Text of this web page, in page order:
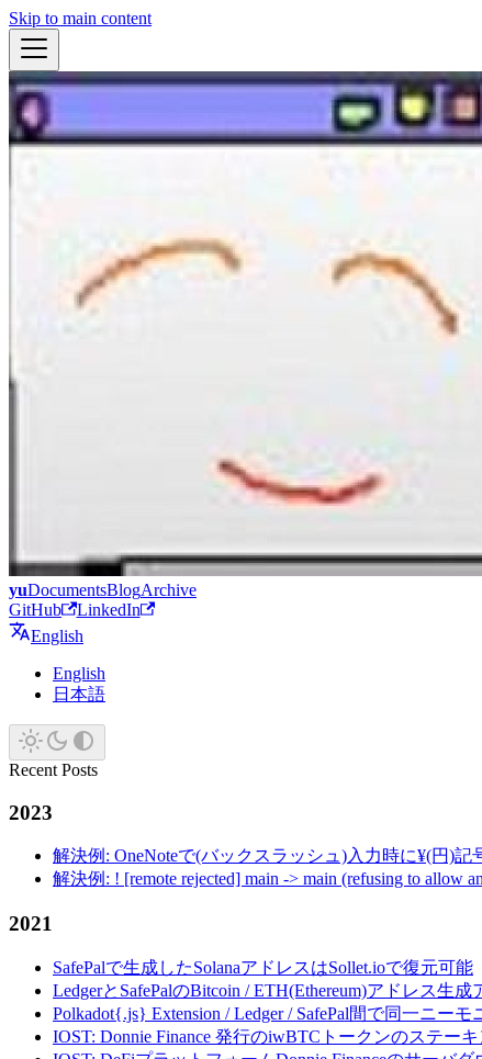
Skip to main content
yuDocumentsBlogArchive
GitHub
LinkedIn
English
English
日本語
Recent Posts
2023
解決例: OneNoteで(バックスラッシュ)入力時に¥(円)記
解決例: ! [remote rejected] main -> main (refusing to allow
2021
SafePalで生成したSolanaアドレスはSollet.ioで復元可能
LedgerとSafePalのBitcoin / ETH(Ethereum)アドレス生
Polkadot{.js} Extension / Ledger / SafePal間で同一ニー
IOST: Donnie Finance 発行のiwBTCトークンのステー